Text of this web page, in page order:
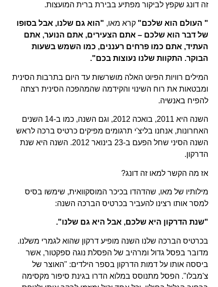
זה דונג שקפץ לביקור מפתיע בבירת ברית המועצות.
" העולם הוא שלכם" קרא מאו, "הוא גם שלנו, אבל בסופו
של דבר הוא שלכם – אתם הצעירים, אתם הנוער, אתם
העתיד, אתם כמו פרחים רעננים, כמו השמש בשעות
הבוקר. התקוות שלנו נעוצות בכם".
המילים רוויות הפיוט האלה מושרשות עד היום בתרבות הסינית
ומבטאות את רוח השינוי והקידמה שהמהפכה הסינית רצתה
להפיח באנשיה.
השנה היא 2011, בואכה 2012, וגם השנה, כמו ב-14 השנים
האחרונות, אנחנו בליצ'י תרגומים מפיקים כרטיס ברכה לראש
השנה הסיני שחל הפעם ב-23 בינואר 2012. השנה היא שנת
הדרקון.
אז מה הקשר למאו זה דונג?
מילותיו של מאו, שהדהדו בכיכר המוסקוואית, שימשו בסיס
למסר אותו רצינו להעביר בכרטיס הברכה השנה:
"שנת הדרקון היא שלכם, אבל היא גם שלנו".
בכרטיס הברכה שלנו השנה מופיע דרקון שהוא לגמרי משלנו.
מדובר בפסל גדול ומרהיב של הפסלת נוגה ספקטור, אשר
ביססה אותו על דמות הדרקון בספר הילדים: "האוצר של
צ'מבלו". הפסל מתנוסס במלוא הדרו בגינת סיפור מקסימה